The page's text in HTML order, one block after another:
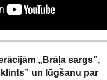
„Brāļa sargs”,
un lūgšanu par